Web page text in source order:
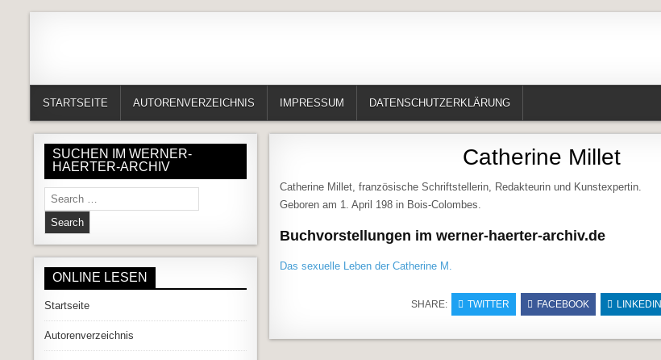
STARTSEITE AUTORENVERZEICHNIS IMPRESSUM DATENSCHUTZERKLÄRUNG
Catherine Millet
Catherine Millet, französische Schriftstellerin, Redakteurin und Kunstexpertin.
Geboren am 1. April 198 in Bois-Colombes.
Buchvorstellungen im werner-haerter-archiv.de
Das sexuelle Leben der Catherine M.
SHARE: TWITTER FACEBOOK LINKEDIN
SUCHEN IM WERNER-
HAERTER-ARCHIV
Search for:
ONLINE LESEN
Startseite
Autorenverzeichnis